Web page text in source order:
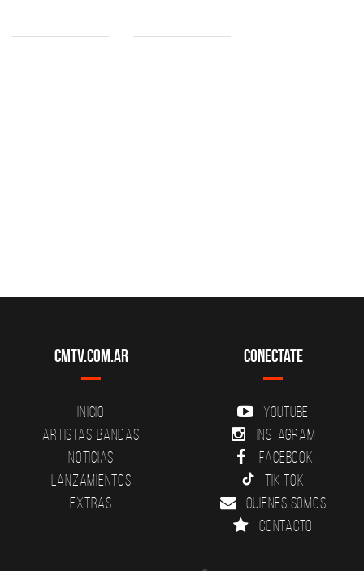
CMTV.com.ar
Inicio
Artistas-Bandas
Noticias
Lanzamientos
Extras
Conectate
YouTube
Instagram
Facebook
Tik Tok
Quienes somos
Contacto